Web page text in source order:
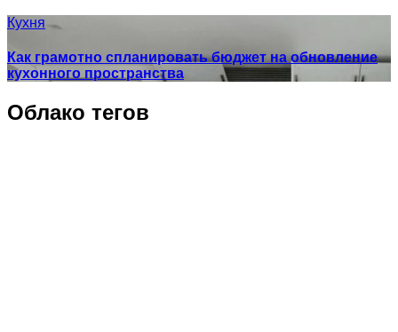
Кухня
Как грамотно спланировать бюджет на обновление
кухонного пространства
Облако тегов